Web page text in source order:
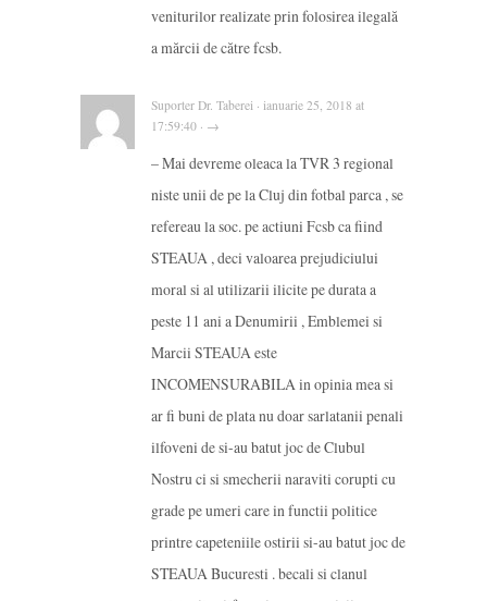
veniturilor realizate prin folosirea ilegală
a mărcii de către fcsb.
Suporter Dr. Taberei · ianuarie 25, 2018 at
17:59:40 · →
– Mai devreme oleaca la TVR 3 regional
niste unii de pe la Cluj din fotbal parca , se
refereau la soc. pe actiuni Fcsb ca fiind
STEAUA , deci valoarea prejudiciului
moral si al utilizarii ilicite pe durata a
peste 11 ani a Denumirii , Emblemei si
Marcii STEAUA este
INCOMENSURABILA in opinia mea si
ar fi buni de plata nu doar sarlatanii penali
ilfoveni de si-au batut joc de Clubul
Nostru ci si smecherii naraviti corupti cu
grade pe umeri care in functii politice
printre capeteniile ostirii si-au batut joc de
STEAUA Bucuresti . becali si clanul